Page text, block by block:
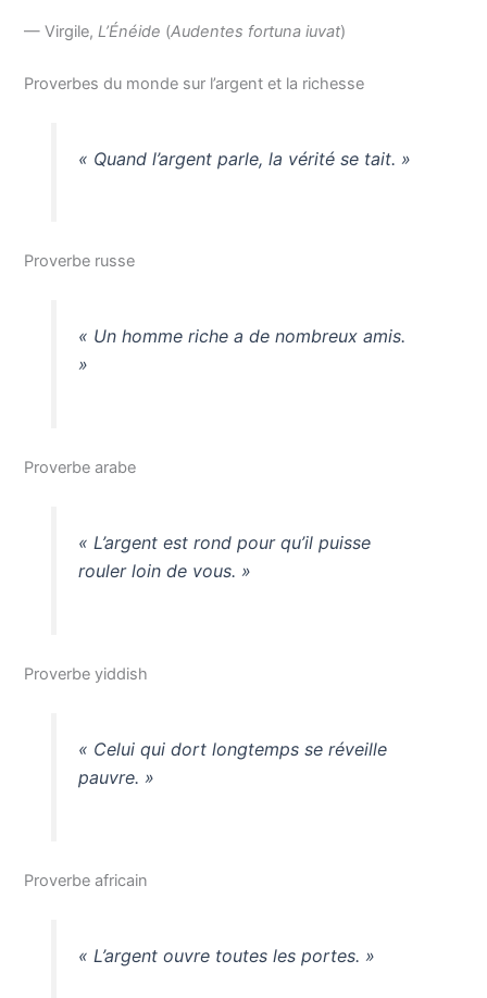
— Virgile,L’Énéide (Audentes fortuna iuvat)
Proverbes du monde sur l’argent et la richesse
« Quand l’argent parle, la vérité se tait. »
Proverbe russe
« Un homme riche a de nombreux amis.
»
Proverbe arabe
« L’argent est rond pour qu’il puisse
rouler loin de vous. »
Proverbe yiddish
« Celui qui dort longtemps se réveille
pauvre. »
Proverbe africain
« L’argent ouvre toutes les portes. »